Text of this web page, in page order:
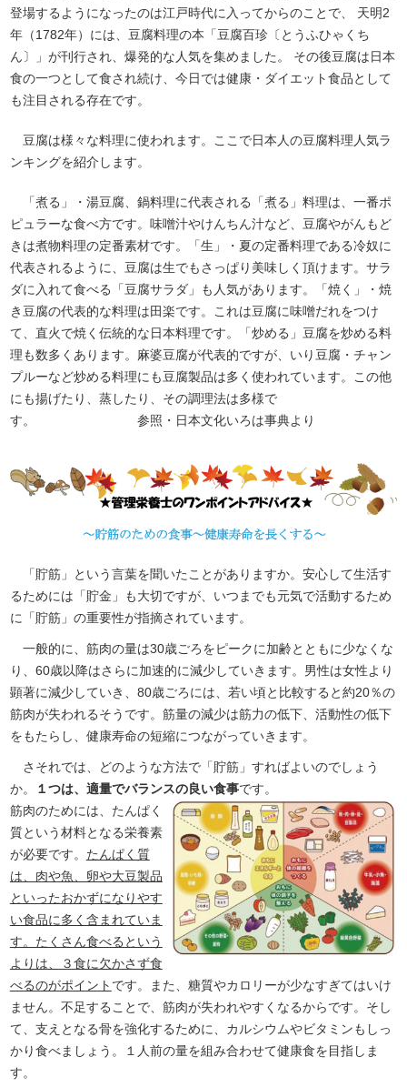
登場するようになったのは江戸時代に入ってからのことで、 天明2
年（1782年）には、豆腐料理の本「豆腐百珍〔とうふひゃくち
ん〕」が刊行され、爆発的な人気を集めました。 その後豆腐は日本
食の一つとして食され続け、今日では健康・ダイエット食品として
も注目される存在です。
豆腐は様々な料理に使われます。ここで日本人の豆腐料理人気ラ
ンキングを紹介します。
「煮る」・湯豆腐、鍋料理に代表される「煮る」料理は、一番ポ
ピュラーな食べ方です。味噌汁やけんちん汁など、豆腐やがんもど
きは煮物料理の定番素材です。「生」・夏の定番料理である冷奴に
代表されるように、豆腐は生でもさっぱり美味しく頂けます。サラ
ダに入れて食べる「豆腐サラダ」も人気があります。「焼く」・焼
き豆腐の代表的な料理は田楽です。これは豆腐に味噌だれをつけ
て、直火で焼く伝統的な日本料理です。「炒める」豆腐を炒める料
理も数多くあります。麻婆豆腐が代表的ですが、いり豆腐・チャン
プルーなど炒める料理にも豆腐製品は多く使われています。この他
にも揚げたり、蒸したり、その調理法は多様で
す。 参照・日本文化いろは事典より
「貯筋」という言葉を聞いたことがありますか。安心して生活す
るためには「貯金」も大切ですが、いつまでも元気で活動するため
に「貯筋」の重要性が指摘されています。
一般的に、筋肉の量は30歳ごろをピークに加齢とともに少なくな
り、60歳以降はさらに加速的に減少していきます。男性は女性より
顕著に減少していき、80歳ごろには、若い頃と比較すると約20％の
筋肉が失われるそうです。筋量の減少は筋力の低下、活動性の低下
をもたらし、健康寿命の短縮につながっていきます。
さそれでは、どのような方法で「貯筋」すればよいのでしょう
か。
１つは、適量でバランスの良い食事です。
筋肉のためには、たんぱく
質という材料となる栄養素
が必要です。 たんぱく質
は、肉や魚、卵や大豆製品
といったおかずになりやす
い食品に多く含まれていま
す。たくさん食べるという
よりは、３食に欠かさず食
べるのがポイント です。また、糖質やカロリーが少なすぎてはいけ
ません。不足することで、筋肉が失われやすくなるからです。そし
て、支えとなる骨を強化するために、カルシウムやビタミンもしっ
かり食べましょう。１人前の量を組み合わせて健康食を目指しま
す。